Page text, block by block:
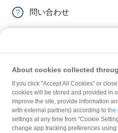
問い合わせ
その他 解約 解約後、PayPay for
規約
ガイドライン
About cookies collected
If you click "Accept All Cookies" or
cookies will be stored and provided in
improve the site, provide information
with external partners) according to the
settings at any time from "Cookie
change app tracking preferences